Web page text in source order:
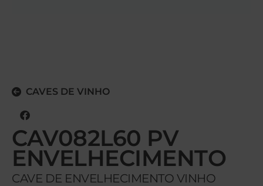
CAVES DE VINHO
CAV082L60 PV
ENVELHECIMENTO
CAVE DE ENVELHECIMENTO VINHO